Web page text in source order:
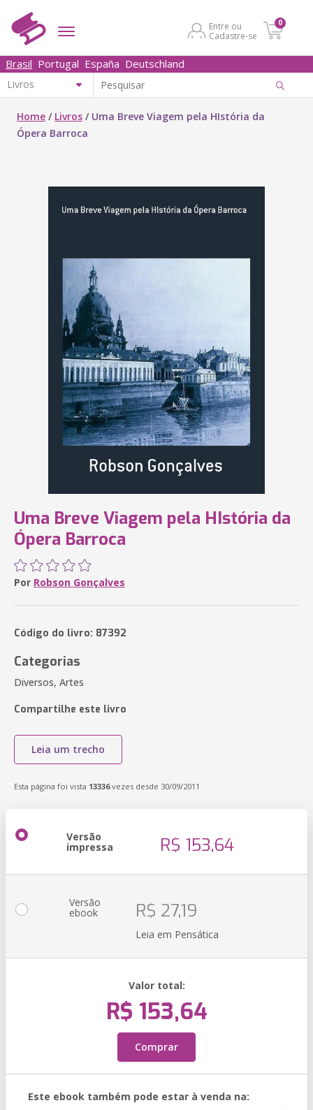
Entre ou
Cadastre-se
0
Brasil Portugal España Deutschland
Home / Livros / Uma Breve Viagem pela HIstória da
Ópera Barroca
Uma Breve Viagem pela HIstória da
Ópera Barroca
Por Robson Gonçalves
Código do livro: 87392
Categorias
Diversos, Artes
Compartilhe este livro
Leia um trecho
Esta página foi vista 13336vezes desde 30/09/2011
Versão
impressa R$ 153,64
Versão
ebook R$ 27,19
Leia em Pensática
Valor total:
R$ 153,64
Comprar
Este ebook também pode estar à venda na: